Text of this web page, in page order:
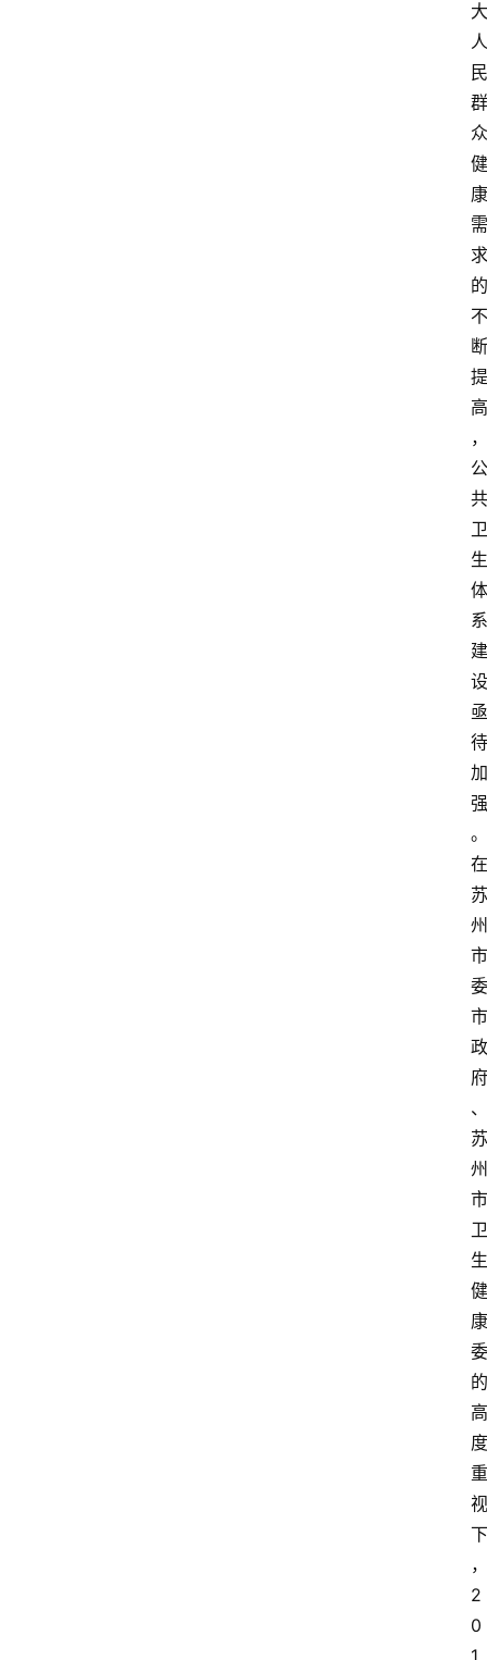
大
人
民
群
众
健
康
需
求
的
不
断
提
高
，
公
共
卫
生
体
系
建
设
亟
待
加
强
。
在
苏
州
市
委
市
政
府
、
苏
州
市
卫
生
健
康
委
的
高
度
重
视
下
，
2
0
1